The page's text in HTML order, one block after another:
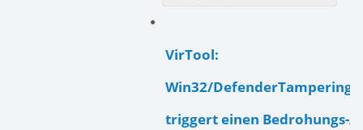
VirTool:
Win32/
triggert einen Bedrohungs-